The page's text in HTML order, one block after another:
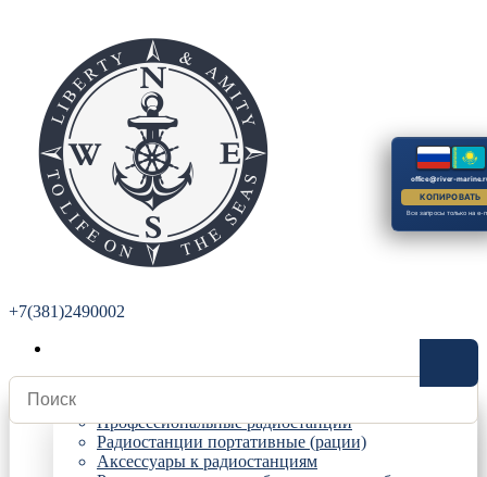
+7(381)2490002
Радиостанции
Профессиональные радиостанции
Радиостанции портативные (рации)
Аксессуары к радиостанциям
office@river-
КОПИРОВАТЬ
Все запросы только на e-